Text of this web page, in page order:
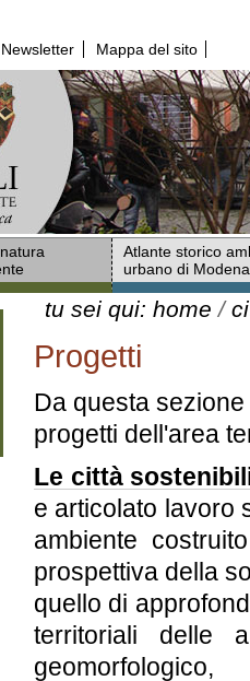
Newsletter Mappa del sito
Atlante storico
urbano di Modena
tu sei qui: home /
Progetti
Da questa
progetti dell'area
Le città
e articolato lavoro
ambiente
prospettiva della
quello di
territoriali delle